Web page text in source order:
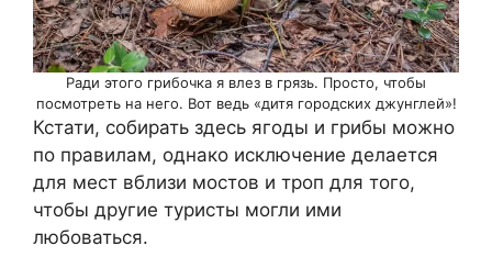
Ради этого грибочка я влез в грязь. Просто, чтобы
посмотреть на него. Вот ведь «дитя городских джунглей»!
Кстати, собирать здесь ягоды и грибы можно
по правилам, однако исключение делается
для мест вблизи мостов и троп для того,
чтобы другие туристы могли ими
любоваться.